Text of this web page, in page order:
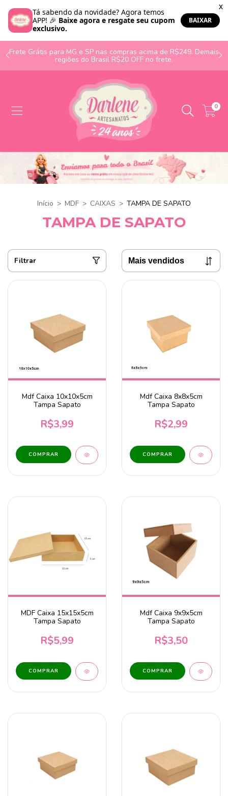
Frete Grátis para MG e SP nas compras acima de R$249. Demais
regiões do Brasil R$20 OFF no frete.
0
Início > MDF > CAIXAS > TAMPA DE SAPATO
TAMPA DE SAPATO
Filtrar
Mdf Caixa 10x10x5cm
Tampa Sapato
R$3,99
Mdf Caixa 8x8x5cm
Tampa Sapato
R$2,99
MDF Caixa 15x15x5cm
Tampa Sapato
R$5,99
Mdf Caixa 9x9x5cm
Tampa Sapato
R$3,50